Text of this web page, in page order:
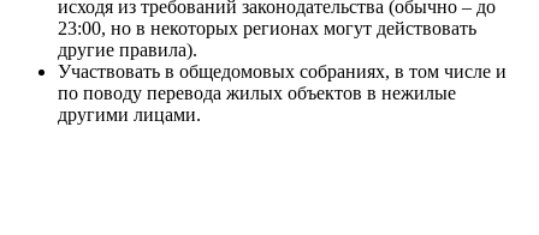
исходя из требований законодательства (обычно – до
23:00, но в некоторых регионах могут действовать
другие правила).
Участвовать в общедомовых собраниях, в том числе и
по поводу перевода жилых объектов в нежилые
другими лицами.